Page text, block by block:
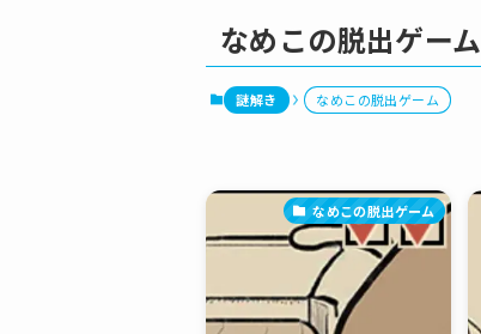
なめこの脱出ゲーム
謎解き なめこの脱出ゲーム
なめこの脱出ゲーム